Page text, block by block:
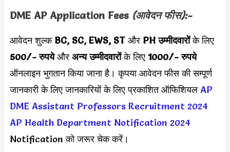
DME AP Application Fees (आवेदन फीस):-
आवेदन शुल्क BC, SC, EWS, ST और PH उम्मीदवारोंके लिए
500/- रुपयेऔर अन्य उम्मीदवारोंके लिए1000/- रुपये
ऑनलाइन भुगतान किया जाना है। कृपया आवेदन फीस की सम्पूर्ण
जानकारी के लिए जानकारियों के लिए प्रकाशित ऑफिशियल AP
DME Assistant Professors Recruitment 2024
AP Health Department Notification 2024
Notification को जरूर चेक करें।